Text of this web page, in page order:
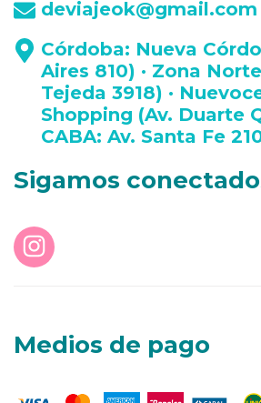
deviajeok@gmail.com
Córdoba: Nueva
Aires 810) · Zona
Tejeda 3918) ·
Shopping (Av. Duarte
CABA: Av. Santa Fe
Sigamos
Medios de pago